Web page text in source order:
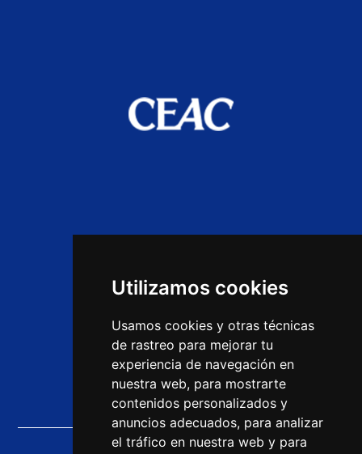
Utilizamos cookies
Usamos cookies y otras técnicas
de rastreo para mejorar tu
experiencia de navegación en
nuestra web, para mostrarte
contenidos personalizados y
anuncios adecuados, para analizar
el tráfico en nuestra web y para
Ofertas de empleo
Cursos CEAC
Noticias